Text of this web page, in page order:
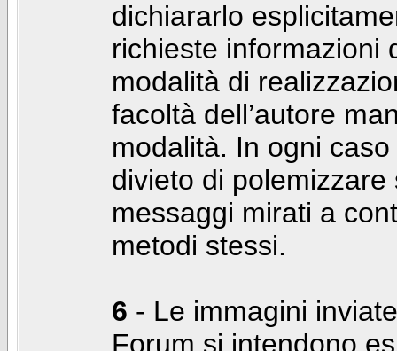
dichiararlo
richieste informazioni
modalità di
facoltà dell’autore
modalità. In ogni
divieto di
messaggi mirati a
metodi stessi.
6 - Le immagini
Forum si intendono